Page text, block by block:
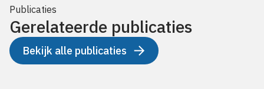
Publicaties
Gerelateerde publicaties
Bekijk alle publicaties